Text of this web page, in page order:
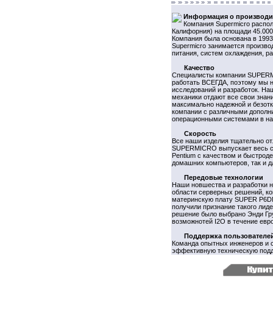
Информация о
Компания Supermicro
Калифорния) на площади
Компания была основана в 1993
Supermicro занимается
питания, систем охлаждения,
Качество
Специалисты компании
работать ВСЕГДА, поэтому мы
исследований и разработок.
механики отдают все свои
максимально надежной и
компании с различными
операционными системами в
Скорость
Все наши изделия тщательно
SUPERMICRO выпускает весь
Pentium с качеством и
домашних компьютеров, так и
Передовые технологии
Наши новшества и разработки
области серверных решений,
материнскую плату SUPER
получили признание такого
решение было выбрано Энди
возможнотей I2O в течение
Поддержка
Команда опытных инженеров и
эффективную техническую